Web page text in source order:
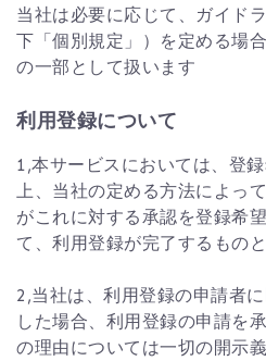
当社は必要に応じて、ガイド
下「個別規定」）を定める場
の一部として扱います
利用登録について
1,本サービスにおいては、登
上、当社の定める方法によっ
がこれに対する承認を登録希
て、利用登録が完了するものと
2,当社は、利用登録の申請者
した場合、利用登録の申請を
の理由については一切の開示